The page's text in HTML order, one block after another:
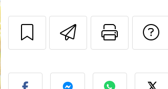
Enviar